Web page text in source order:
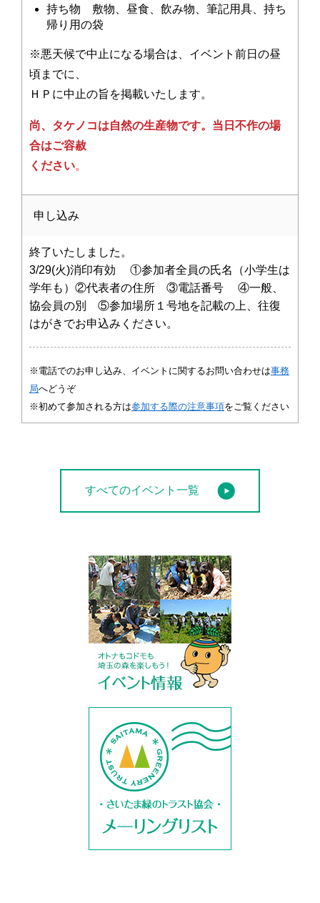
持ち物 敷物、昼食、飲み物、筆記用具、持ち
帰り用の袋
※悪天候で中止になる場合は、イベント前日の昼
頃までに、
ＨＰに中止の旨を掲載いたします。
尚、タケノコは自然の生産物です。当日不作の場
合はご容赦
ください。
申し込み
終了いたしました。
3/29(火)消印有効 ①参加者全員の氏名（小学生は
学年も）②代表者の住所 ③電話番号 ④一般、
協会員の別 ⑤参加場所１号地を記載の上、往復
はがきでお申込みください。
※電話でのお申し込み、イベントに関するお問い合わせは事務
局へどうぞ
※初めて参加される方は参加する際の注意事項をご覧ください
すべてのイベント一覧